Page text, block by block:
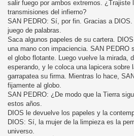
salir fuego por ambos extremos. ¿Trajiste
transmisiones del infierno?
SAN PEDRO: Sí, por fin. Gracias a
juego de palabras.
Saca algunos papeles de su cartera.
una mano con impaciencia. SAN PEDRO
el globo flotante. Luego vuelve la mirada,
esperando, y le coloca una lapicera sobre
garrapatea su firma. Mientras lo hace,
fijamente al globo.
SAN PEDRO: ¿De modo que la Tierra
estos años.
DIOS le devuelve los papeles y la
DIOS: Sí, la mujer de la limpieza es la
universo.